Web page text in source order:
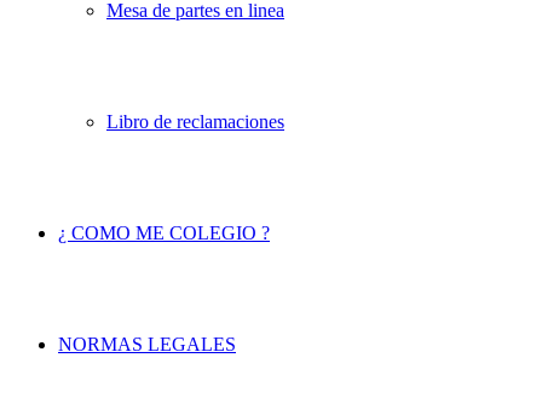
Mesa de partes en linea
Libro de reclamaciones
¿ COMO ME COLEGIO ?
NORMAS LEGALES